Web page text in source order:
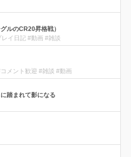
ルのCR20昇格戦）
イ日記 #動画 #雑談
メント歓迎 #雑談 #動画
踏まれて影になる